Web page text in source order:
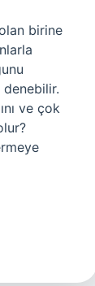
birine
ve çok